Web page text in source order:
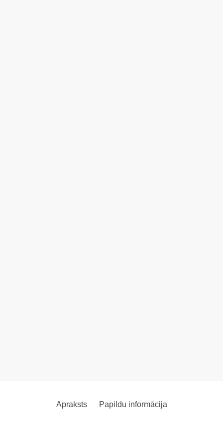
Apraksts Papildu informācija